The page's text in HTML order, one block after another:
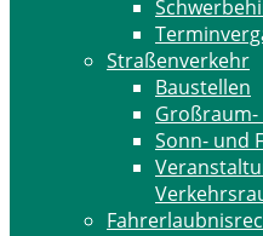
Straßenverkehr
Baustellen
Sonn- und